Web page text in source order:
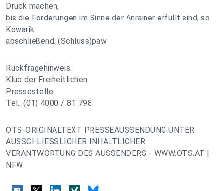
Druck machen,
bis die Forderungen im Sinne der Anrainer erfüllt sind, so
Kowarik
abschließend. (Schluss)paw
Rückfragehinweis:
Klub der Freiheitlichen
Pressestelle
Tel.: (01) 4000 / 81 798
OTS-ORIGINALTEXT PRESSEAUSSENDUNG UNTER
AUSSCHLIESSLICHER INHALTLICHER
VERANTWORTUNG DES AUSSENDERS - WWW.OTS.AT |
NFW